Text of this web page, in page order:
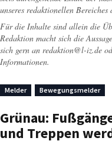
unseres redaktionellen Bereiches
Für die Inhalte sind allein die
Redaktion macht sich die
sich gern an redaktion@l-iz.de
Informationen.
Melder Bewegungsmelder
Grünau:
und Treppen